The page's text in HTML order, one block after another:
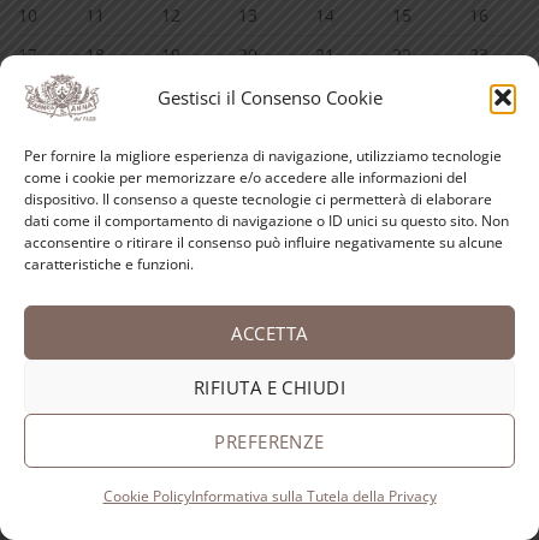
Gestisci il Consenso Cookie
Per fornire la migliore esperienza di navigazione, utilizziamo tecnologie
come i cookie per memorizzare e/o accedere alle informazioni del
dispositivo. Il consenso a queste tecnologie ci permetterà di elaborare
dati come il comportamento di navigazione o ID unici su questo sito. Non
acconsentire o ritirare il consenso può influire negativamente su alcune
caratteristiche e funzioni.
ACCETTA
RIFIUTA E CHIUDI
PREFERENZE
Cookie PolicyInformativa sulla Tutela della Privacy
10
11 12 13 14 15
16
17
18 19 20 21 22
23
24
25 26 27 28
« Lug
INFORMAZIONI
Scarica il catalogo
Guida all’acquisto
Diritto di Recesso
Modalità di pagamento
Spedizioni